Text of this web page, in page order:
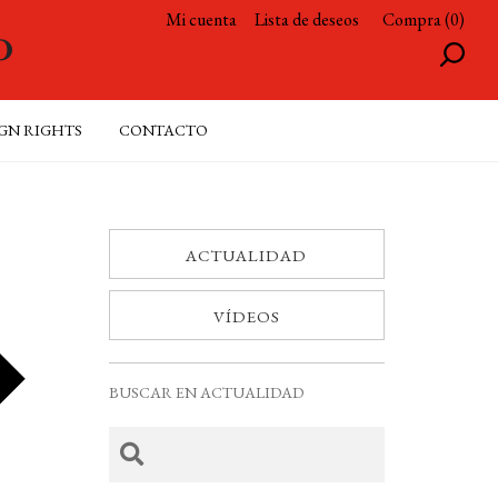
Mi cuenta Lista de deseos Compra (0)
RIGHTS CONTACTO
ACTUALIDAD
VÍDEOS
BUSCAR EN ACTUALIDAD